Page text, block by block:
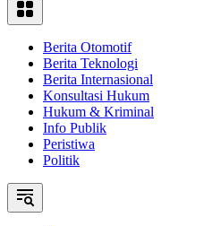
Berita Otomotif
Berita Teknologi
Berita Internasional
Konsultasi Hukum
Hukum & Kriminal
Info Publik
Peristiwa
Politik